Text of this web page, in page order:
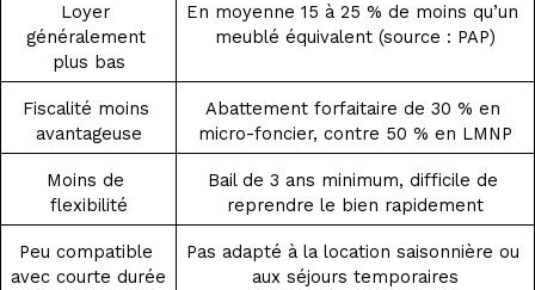
Loyer
généralement
plus bas
En moyenne 15 à 25 % de moins qu’un
meublé équivalent (source : PAP)
Fiscalité moins
avantageuse
Abattement forfaitaire de 30 % en
micro-foncier, contre 50 % en LMNP
Moins de
flexibilité
Bail de 3 ans minimum, difficile de
reprendre le bien rapidement
Peu compatible
avec courte durée
Pas adapté à la location saisonnière ou
aux séjours temporaires